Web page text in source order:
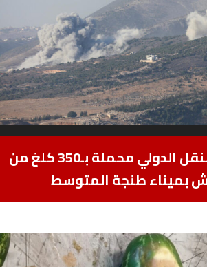
ضبط شاحنة للنقل الدولي محملة بـ350 كلغ من
بميناء طنجة المتوسط